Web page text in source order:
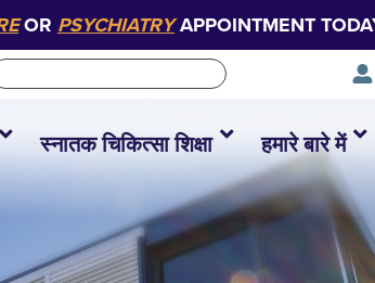
OR PSYCHIATRYAPPOINTMENT
स्नातक चिकित्सा शिक्षा हमारे बारे में